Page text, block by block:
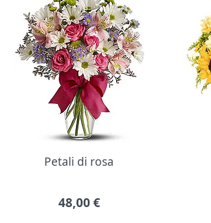
Petali di rosa
48,00 €